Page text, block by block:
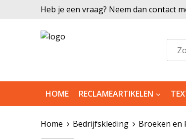
Heb je een vraag? Neem dan contact
HOME RECLAMEARTIKELEN
Home Bedrijfskleding Broeken en